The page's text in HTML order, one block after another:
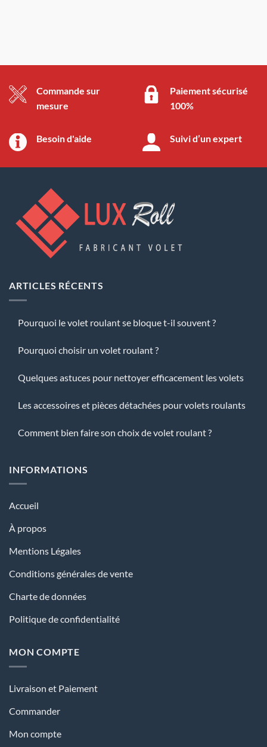
Commande sur
mesure
Paiement sécurisé
100%
Besoin d'aide Suivi d’un expert
ARTICLES RÉCENTS
Pourquoi le volet roulant se bloque t-il souvent ?
Pourquoi choisir un volet roulant ?
Quelques astuces pour nettoyer efficacement les volets
Les accessoires et pièces détachées pour volets roulants
Comment bien faire son choix de volet roulant ?
INFORMATIONS
Accueil
À propos
Mentions Légales
Conditions générales de vente
Charte de données
Politique de confidentialité
MON COMPTE
Livraison et Paiement
Commander
Mon compte